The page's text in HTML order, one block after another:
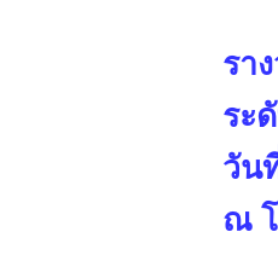
รา
ระ
วัน
ณ